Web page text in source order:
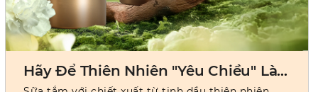
Hãy Để Thiên Nhiên "Yêu Chiều" Làn